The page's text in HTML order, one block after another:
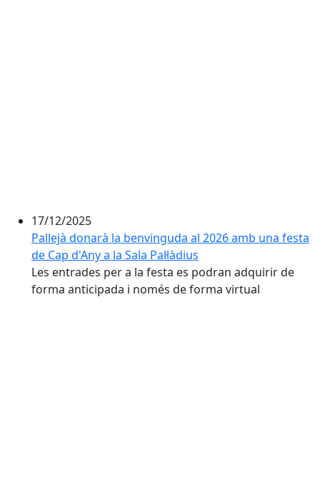
17/12/2025
Pallejà donarà la benvinguda al 2026 amb una festa
de Cap d'Any a la Sala Pal·làdius
Les entrades per a la festa es podran adquirir de
forma anticipada i només de forma virtual